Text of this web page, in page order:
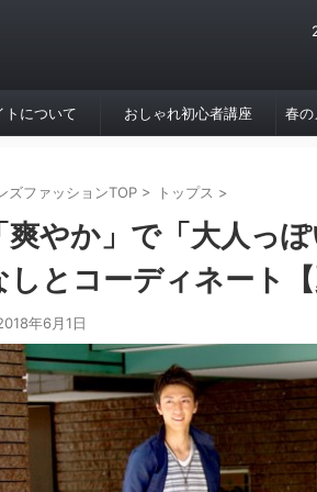
トについて おしゃれ初心者講座 春の
ズファッションTOP > トップス >
爽やか」で「大人っ
しとコーディネート【
年6月1日